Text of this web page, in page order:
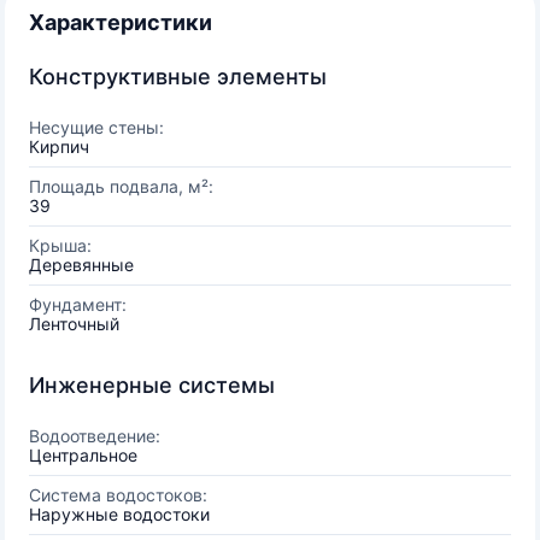
Характеристики
Конструктивные элементы
Несущие стены:
Кирпич
Площадь подвала, м²:
39
Крыша:
Деревянные
Фундамент:
Ленточный
Инженерные системы
Водоотведение:
Центральное
Система водостоков:
Наружные водостоки